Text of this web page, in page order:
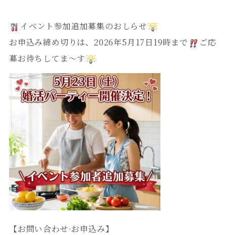
イベント参加追加募集のおしらせ
お申込み締め切りは、2026年5月17日19時まで
ご応
募お待ちしてま～す
【お問い合わせ·お申込み】